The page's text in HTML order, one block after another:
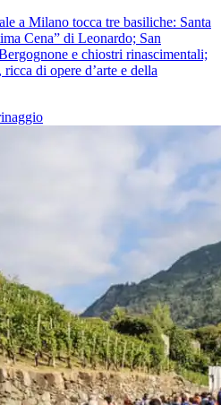
a Milano tocca tre basiliche: Santa
Cena” di Leonardo; San
e chiostri rinascimentali;
di opere d’arte e della